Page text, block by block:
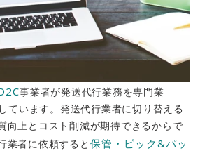
事業者が発送代行業務を専門業
ています。発送代行業者に切り替える
向上とコスト削減が期待できるからで
業者に依頼すると 保管・ピック&パッ